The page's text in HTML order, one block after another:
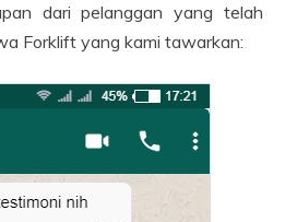
dari pelanggan yang telah
Forklift yang kami tawarkan: